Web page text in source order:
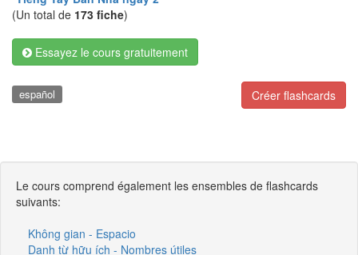
(Un total de 173 fiche)
Essayez le cours gratuitement
Créer flashcards
español
Le cours comprend également les ensembles de flashcards
suivants:
Không gian - Espacio
Danh từ hữu ích - Nombres útiles